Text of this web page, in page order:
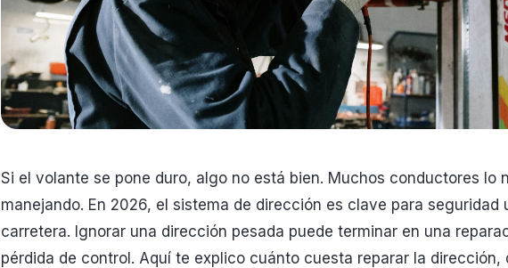
Si el volante se pone duro, algo no está bien. Muchos conductores lo
manejando. En 2026, el sistema de dirección es clave para seguridad
carretera. Ignorar una dirección pesada puede terminar en una
pérdida de control. Aquí te explico cuánto cuesta reparar la dirección,